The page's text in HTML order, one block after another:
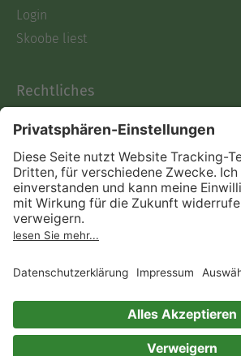
Login
Skoobe liest
Rechtliches
AGB
Informationen nach Data
Act
Verträge hier kündigen
Impressum
Immer ein gutes